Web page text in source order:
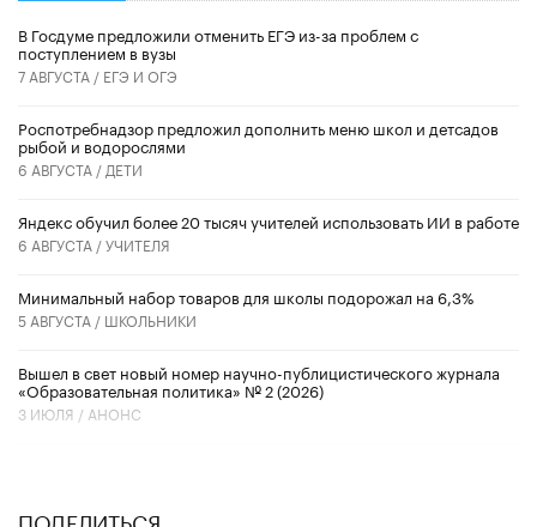
В Госдуме предложили отменить ЕГЭ из-за проблем с
поступлением в вузы
7 АВГУСТА / ЕГЭ И ОГЭ
Роспотребнадзор предложил дополнить меню школ и детсадов
рыбой и водорослями
6 АВГУСТА / ДЕТИ
​Яндекс обучил более 20 тысяч учителей использовать ИИ в работе
6 АВГУСТА /УЧИТЕЛЯ
Минимальный набор товаров для школы подорожал на 6,3%
5 АВГУСТА / ШКОЛЬНИКИ
Вышел в свет новый номер научно-публицистического журнала
«Образовательная политика» № 2 (2026)
3 ИЮЛЯ / АНОНС
ПОДЕЛИТЬСЯ